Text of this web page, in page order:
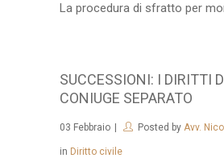
La procedura di sfratto per
SUCCESSIONI: I DIRITTI
CONIUGE SEPARATO
03 Febbraio Posted by Avv.
in Diritto civile